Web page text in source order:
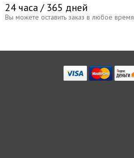
24 часа / 365 дней
Вы можете оставить заказ в любое время